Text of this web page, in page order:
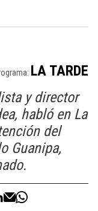
LA TARDE
y director
habló en La
del
Guanipa,